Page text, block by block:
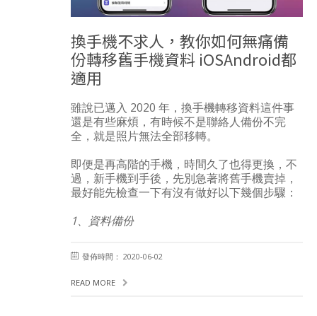
換手機不求人，教你如何無痛備
份轉移舊手機資料 iOSAndroid都
適用
雖說已邁入 2020 年，換手機轉移資料這件事
還是有些麻煩，有時候不是聯絡人備份不完
全，就是照片無法全部移轉。
即便是再高階的手機，時間久了也得更換，不
過，新手機到手後，先別急著將舊手機賣掉，
最好能先檢查一下有沒有做好以下幾個步驟：
1、資料備份
發佈時間： 2020-06-02
READ MORE